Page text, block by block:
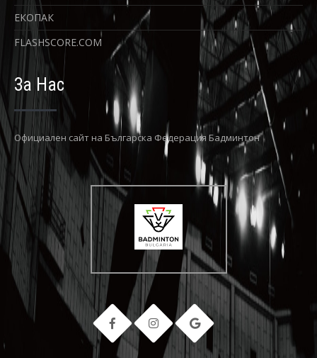
ЕКОПАК
FLASHSCORE.COM
За Нас
Официaлен сайт на Българска Федерация Бадминтон